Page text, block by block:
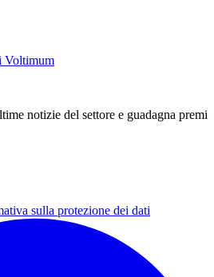
Voltimum
notizie del settore e guadagna premi
sulla protezione dei dati